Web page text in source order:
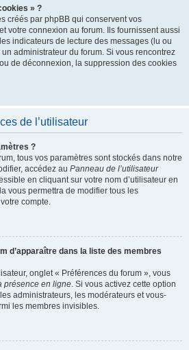
» ?
créés par phpBB qui conservent vos
votre connexion au forum. Ils fournissent aussi
indicateurs de lecture des messages (lu ou
administrateur du forum. Si vous rencontrez
de déconnexion, la suppression des cookies
de l’utilisateur
?
tous vos paramètres sont stockés dans notre
accédez au Panneau de l’utilisateur
en cliquant sur votre nom d’utilisateur en
vous permettra de modifier tous les
compte.
d’apparaître dans la liste des membres
onglet « Préférences du forum », vous
présence en ligne. Si vous activez cette option
administrateurs, les modérateurs et vous-
les membres invisibles.